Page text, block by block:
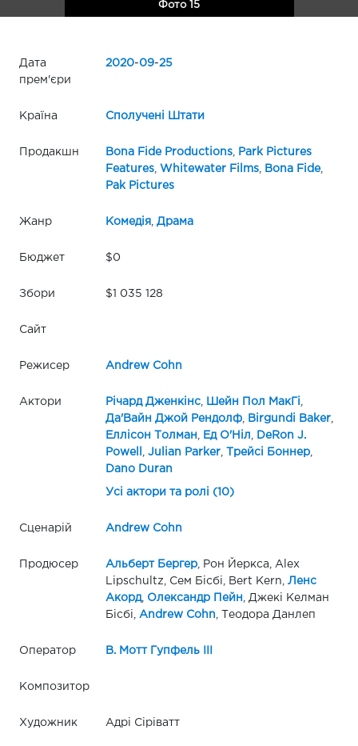
Фото 15
Дата
прем'єри
2020-09-25
Країна Сполучені Штати
Продакшн Bona Fide Productions,
Park Pictures
Features, Whitewater Films, Bona Fide,
Pak Pictures
Жанр Комедія, Драма
Бюджет $0
Збори $1 035 128
Сайт
Режисер Andrew Cohn
Актори Річард Дженкінс, Шейн Пол МакГі
Да'Вайн Джой Рендолф, Birgundi Baker,
Еллісон Толман
Ед О'Ніл
DeRon J.
Powell
Julian Parker, Трейсі Боннер,
Dano Duran
Усі актори та ролі (10)
Сценарій Andrew Cohn
Продюсер Альберт Бергер, Рон Йеркса, Alex
Lipschultz, Сем Бісбі, Bert Kern, Ленс
Акорд, Олександр Пейн , Джекі Келман
Бісбі,
Andrew Cohn , Теодора Данлеп
Оператор В. Мотт Гупфель III
Композитор
Художник Адрі Сіріватт